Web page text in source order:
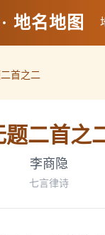
地名地图
首之二
题二首之
李商隐
七言律诗